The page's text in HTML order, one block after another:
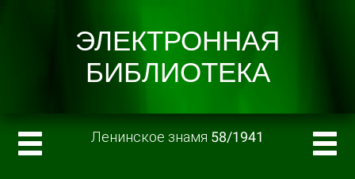
Ленинское знамя 58/1941